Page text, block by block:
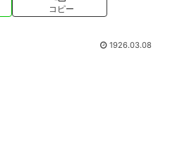
コピー
1926.03.08